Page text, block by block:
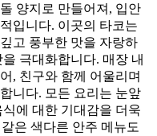
양지로 만들어져, 입안
입니다. 이곳의 타코는
고 풍부한 맛을 자랑하
극대화합니다. 매장 내
, 친구와 함께 어울리며
니다. 모든 요리는 눈앞
에 대한 기대감을 더욱
은 색다른 안주 메뉴도